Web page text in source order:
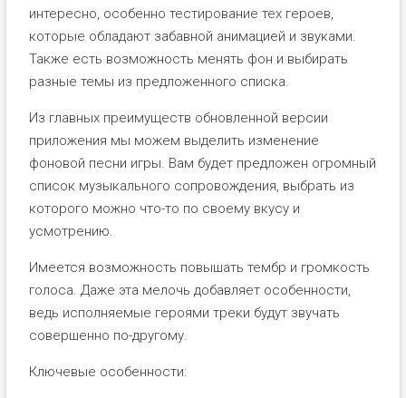
интересно, особенно тестирование тех героев,
которые обладают забавной анимацией и звуками.
Также есть возможность менять фон и выбирать
разные темы из предложенного списка.
Из главных преимуществ обновленной версии
приложения мы можем выделить изменение
фоновой песни игры. Вам будет предложен огромный
список музыкального сопровождения, выбрать из
которого можно что-то по своему вкусу и
усмотрению.
Имеется возможность повышать тембр и громкость
голоса. Даже эта мелочь добавляет особенности,
ведь исполняемые героями треки будут звучать
совершенно по-другому.
Ключевые особенности: